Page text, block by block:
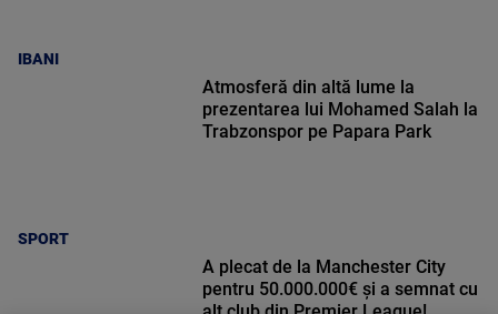
IBANI
SPORT
Atmosferă din altă lume la
prezentarea lui Mohamed Salah la
Trabzonspor pe Papara Park
A plecat de la Manchester City
pentru 50.000.000€ și a semnat cu